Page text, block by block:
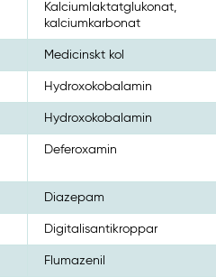
Kalciumlaktatglukonat,
kalciumkarbonat
Medicinskt kol
Hydroxokobalamin
Hydroxokobalamin
Deferoxamin
Diazepam
Digitalisantikroppar
Flumazenil